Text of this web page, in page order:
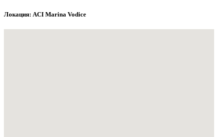
Локация: ACI Marina Vodice